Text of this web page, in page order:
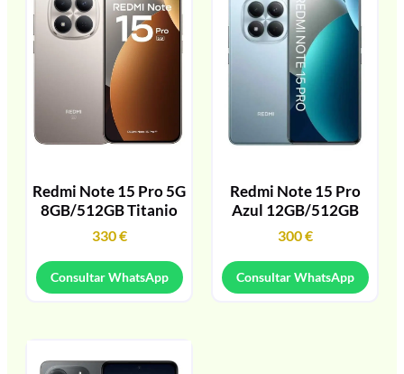
Redmi Note 15 Pro 5G
8GB/512GB Titanio
330€
Consultar WhatsApp
Redmi Note 15 Pro
Azul 12GB/512GB
300€
Consultar WhatsApp